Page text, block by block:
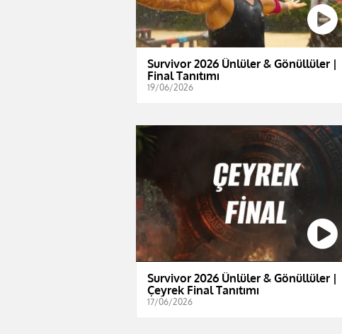
Survivor 2026 Ünlüler & Gönüllüler |
Final Tanıtımı
19/06/2026
Survivor 2026 Ünlüler & Gönüllüler |
Çeyrek Final Tanıtımı
17/06/2026